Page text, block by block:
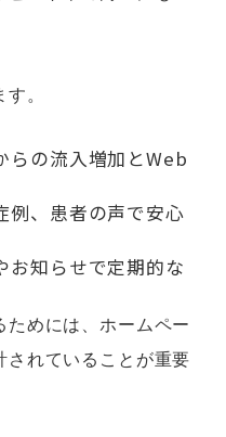
。
らの流入増加とWeb
例、患者の声で安心
お知らせで定期的な
ためには、ホームペー
されていることが重要